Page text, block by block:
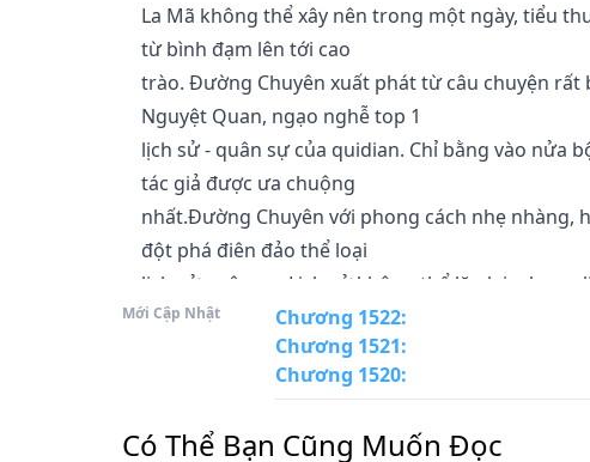
La Mã không thể xây nên trong một ngày, tiểu
từ bình đạm lên tới cao
trào. Đường Chuyên xuất phát từ câu chuyện
Nguyệt Quan, ngạo nghễ top 1
lịch sử - quân sự của quidian. Chỉ bằng vào nửa
tác giả được ưa chuộng
nhất.Đường Chuyên với phong cách nhẹ nhàng,
đột phá điên đảo thể loại
lịch sử quân sự. Lịch sử không thể lặp lại, nhưng
không tùy tiện
như Kiết Dữ 2?Vân Diệp chỉ là người bình
cũng bình thường, giống như
Mới Cập Nhật Chương 1522:
Chương 1521:
Chương 1520:
Có Thể Bạn Cũng Muốn Đọc